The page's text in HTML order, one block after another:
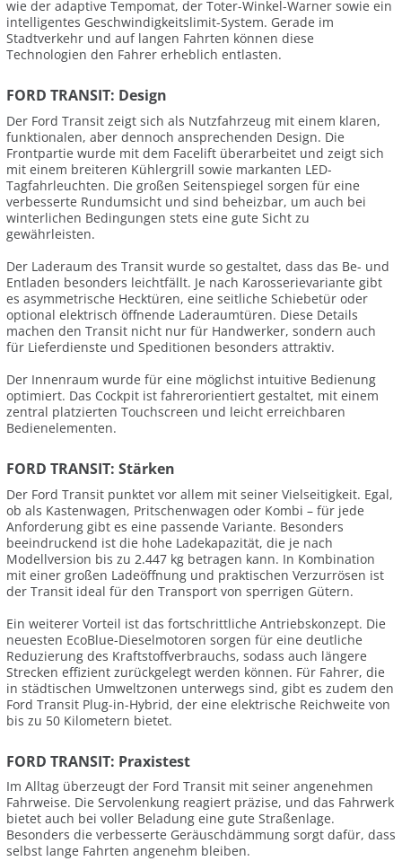
wie der adaptive Tempomat, der Toter-Winkel-Warner sowie ein
intelligentes Geschwindigkeitslimit-System. Gerade im
Stadtverkehr und auf langen Fahrten können diese
Technologien den Fahrer erheblich entlasten.
FORD TRANSIT: Design
Der Ford Transit zeigt sich als Nutzfahrzeug mit einem klaren,
funktionalen, aber dennoch ansprechenden Design. Die
Frontpartie wurde mit dem Facelift überarbeitet und zeigt sich
mit einem breiteren Kühlergrill sowie markanten LED-
Tagfahrleuchten. Die großen Seitenspiegel sorgen für eine
verbesserte Rundumsicht und sind beheizbar, um auch bei
winterlichen Bedingungen stets eine gute Sicht zu
gewährleisten.
Der Laderaum des Transit wurde so gestaltet, dass das Be- und
Entladen besonders leichtfällt. Je nach Karosserievariante gibt
es asymmetrische Hecktüren, eine seitliche Schiebetür oder
optional elektrisch öffnende Laderaumtüren. Diese Details
machen den Transit nicht nur für Handwerker, sondern auch
für Lieferdienste und Speditionen besonders attraktiv.
Der Innenraum wurde für eine möglichst intuitive Bedienung
optimiert. Das Cockpit ist fahrerorientiert gestaltet, mit einem
zentral platzierten Touchscreen und leicht erreichbaren
Bedienelementen.
FORD TRANSIT: Stärken
Der Ford Transit punktet vor allem mit seiner Vielseitigkeit. Egal,
ob als Kastenwagen, Pritschenwagen oder Kombi – für jede
Anforderung gibt es eine passende Variante. Besonders
beeindruckend ist die hohe Ladekapazität, die je nach
Modellversion bis zu 2.447 kg betragen kann. In Kombination
mit einer großen Ladeöffnung und praktischen Verzurrösen ist
der Transit ideal für den Transport von sperrigen Gütern.
Ein weiterer Vorteil ist das fortschrittliche Antriebskonzept. Die
neuesten EcoBlue-Dieselmotoren sorgen für eine deutliche
Reduzierung des Kraftstoffverbrauchs, sodass auch längere
Strecken effizient zurückgelegt werden können. Für Fahrer, die
in städtischen Umweltzonen unterwegs sind, gibt es zudem den
Ford Transit Plug-in-Hybrid, der eine elektrische Reichweite von
bis zu 50 Kilometern bietet.
FORD TRANSIT: Praxistest
Im Alltag überzeugt der Ford Transit mit seiner angenehmen
Fahrweise. Die Servolenkung reagiert präzise, und das Fahrwerk
bietet auch bei voller Beladung eine gute Straßenlage.
Besonders die verbesserte Geräuschdämmung sorgt dafür, dass
selbst lange Fahrten angenehm bleiben.